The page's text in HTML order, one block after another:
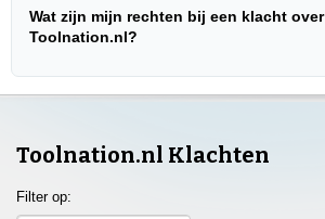
Wat zijn mijn rechten bij een klacht over
Toolnation.nl?
Toolnation.nl Klachten
Filter op: